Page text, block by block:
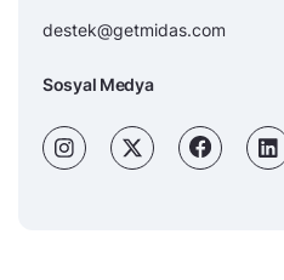
destek@getmidas.com
Sosyal Medya